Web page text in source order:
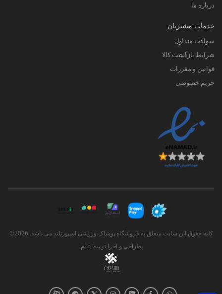
درباره ما
خدمات مشتریان
سوالات متداول
شرایط بازگشت کالا
قوانین و مقررات
حریم خصوصی
کلیه حقوق این سایت متعلق به فروشگاه پوشاک ورزشی اسپورتلند می باشد. 2026©
طراحی و اجرا توسطتیام